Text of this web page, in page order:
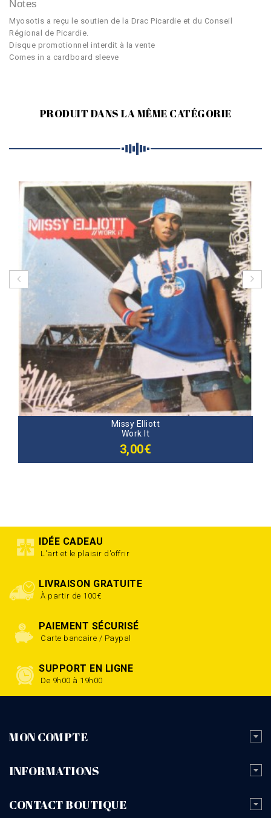
Notes
Myosotis a reçu le soutien de la Drac Picardie et du Conseil
Régional de Picardie.
Disque promotionnel interdit à la vente
Comes in a cardboard sleeve
PRODUIT DANS LA MÊME CATÉGORIE
Missy Elliott
Work It
3,00€
IDÉE CADEAU
L'art et le plaisir d'offrir
LIVRAISON GRATUITE
À partir de 100€
PAIEMENT SÉCURISÉ
Carte bancaire / Paypal
SUPPORT EN LIGNE
De 9h00 à 19h00
MON COMPTE
INFORMATIONS
CONTACT BOUTIQUE